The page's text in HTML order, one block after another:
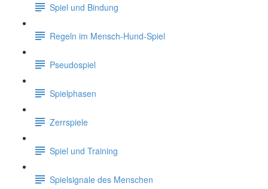
Spiel und Bindung
Regeln im Mensch-Hund-Spiel
Pseudospiel
Spielphasen
Zerrspiele
Spiel und Training
Spielsignale des Menschen